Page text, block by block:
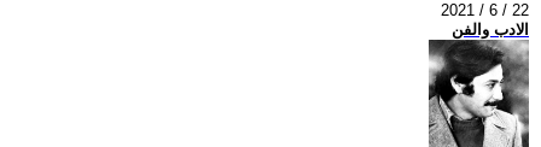
2021 / 6 / 22
الادب والفن